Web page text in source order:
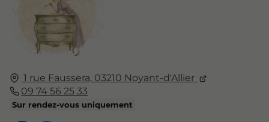
1 rue Faussera, 03210 Noyant-d'Allier
09 74 56 25 33
Sur rendez-vous uniquement